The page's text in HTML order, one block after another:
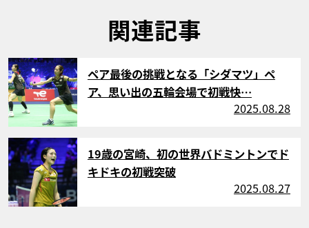
関連記事
サムネイル
ペア最後の挑戦となる「シダマツ」ペ
ア、思い出の五輪会場で初戦快…
2025.08.28
サムネイル
19歳の宮崎、初の世界バドミントンでド
キドキの初戦突破
2025.08.27